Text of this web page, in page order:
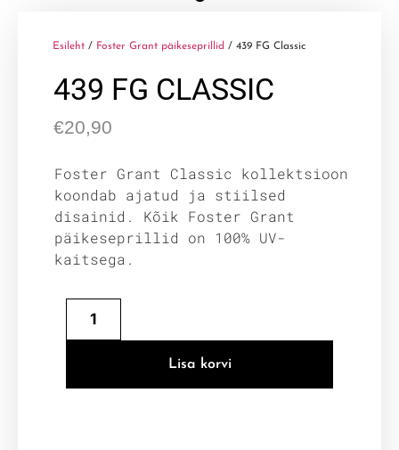
Esileht / Foster Grant päikeseprillid / 439 FG Classic
439 FG CLASSIC
€20,90
Foster Grant Classic kollektsioon
koondab ajatud ja stiilsed
disainid. Kõik Foster Grant
päikeseprillid on 100% UV-
kaitsega.
Lisa korvi